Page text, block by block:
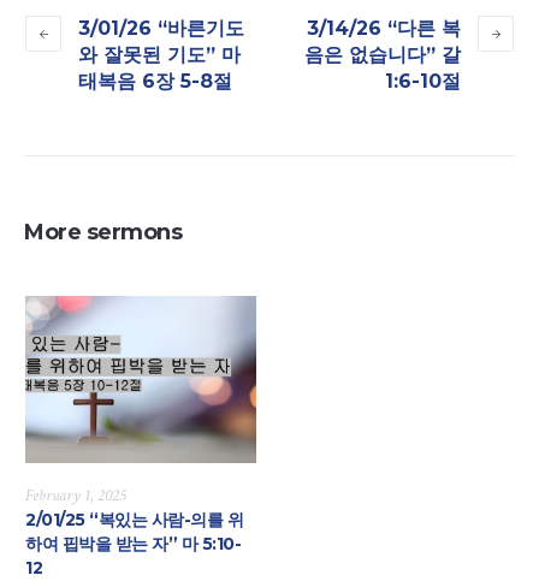
3/01/26 “바른기도
와 잘못된 기도” 마
태복음 6장 5-8절
3/14/26 “다른 복
음은 없습니다” 갈
1:6-10절
More sermons
February 1, 2025
2/01/25 “복있는 사람-의를 위
하여 핍박을 받는 자” 마 5:10-
12